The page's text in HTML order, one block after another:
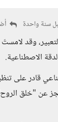
سنة واحدة
وقد
الاصطناعية.
قادر على
عن "خلق